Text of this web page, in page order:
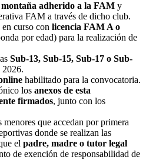
adherido a la FAM y
FAM a través de dicho club.
curso con licencia FAM A o
por edad) para la realización de
Sub-13, Sub-15, Sub-17 o Sub-
2026.
habilitado para la convocatoria.
los anexos de esta
firmados, junto con los
menores que accedan por primera
donde se realizan las
el padre, madre o tutor legal
de exención de responsabilidad de